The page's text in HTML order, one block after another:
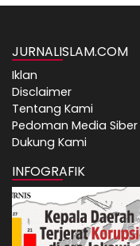
JURNALISLAM.COM
Iklan
Disclaimer
Tentang Kami
Pedoman Media Siber
Dukung Kami
INFOGRAFIK